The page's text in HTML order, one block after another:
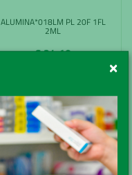
ALUMINA*018LM PL 20F 1FL
2ML
€ 24,10
ACQUISTA
×